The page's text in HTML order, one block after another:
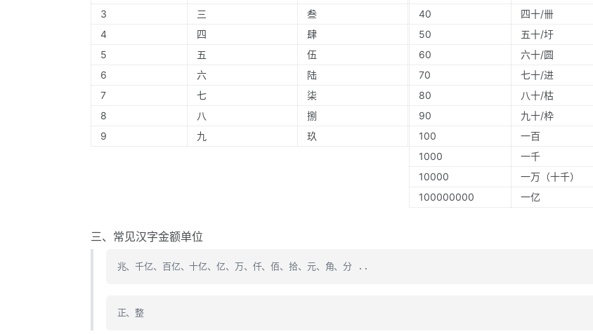
3
三
叁
4
四
肆
5
五
伍
6
六
陆
7
七
柒
8
八
捌
9
九 玖
40
四十/卌
50
五十/圩
60
六十/圆
70
七十/进
80
八十/枯
90
九十/枠
100
一百
1000
一千
10000
一万（十千）
100000000
一亿
三、常见汉字金额单位
兆、千亿、百亿、十亿、亿、万、仟、佰、拾、元、角、分 ..
正、整